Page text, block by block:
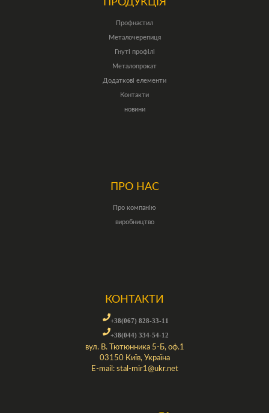
ПРОДУКЦІЯ
Профнастил
Металочерепиця
Гнуті профілі
Металопрокат
Додаткові елементи
Контакти
новини
ПРО НАС
Про компанію
виробництво
КОНТАКТИ
+38(067) 828-33-11
+38(044) 334-54-12
вул. В. Тютюнника 5-Б, оф.1
03150 Київ, Україна
E-mail: stal-mir1@ukr.net